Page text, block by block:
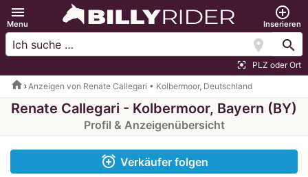
menu
Menu
add_circle_outline
Inserieren
location_on search
center_focus_strong PLZ oder Ort
home Anzeigen von Renate Callegari • Kolbermoor, Deutschland
Renate Callegari - Kolbermoor, Bayern (BY)
Profil & Anzeigenübersicht
alarm_add Verkäufer folgen